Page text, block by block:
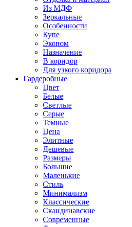
Из МДФ
Зеркальные
Особенности
Купе
Эконом
Назначение
В коридор
Для узкого коридора
Гардеробные
Цвет
Белые
Светлые
Серые
Темные
Цена
Элитные
Дешевые
Размеры
Большие
Маленькие
Стиль
Минимализм
Классические
Скандинавские
Современные